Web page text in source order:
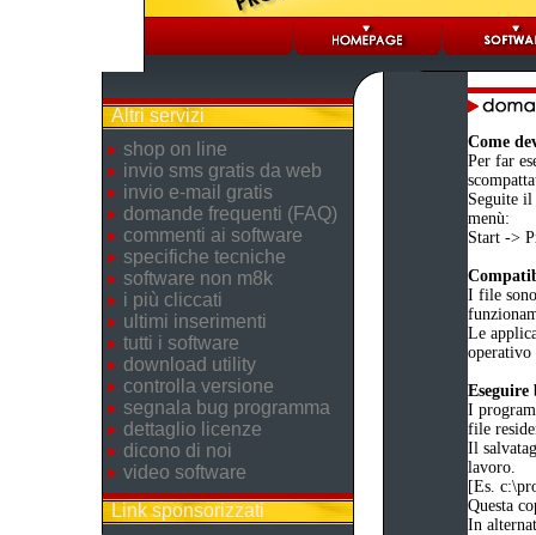
Altri servizi
shop on line
invio sms gratis da web
invio e-mail gratis
domande frequenti (FAQ)
commenti ai software
specifiche tecniche
software non m8k
i più cliccati
ultimi inserimenti
tutti i software
download utility
controlla versione
segnala bug programma
dettaglio licenze
dicono di noi
video software
Link sponsorizzati
Come
Per far
Seguite
menù:
Start ->
I file
Le
operativo
I
file
Il
lavoro.
[Es.
Questa
In